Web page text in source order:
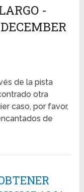
-
de la pista
otra
caso, por favor,
de